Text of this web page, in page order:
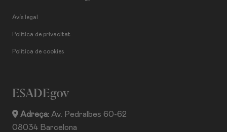
Avís legal
Política de privacitat
Política de cookies
ESADEgov
Adreça: Av. Pedralbes 60-62
08034 Barcelona